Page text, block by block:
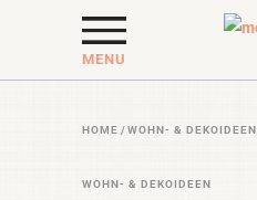
MENU
HOME /WOHN- & DEKOIDEEN
WOHN- & DEKOIDEEN